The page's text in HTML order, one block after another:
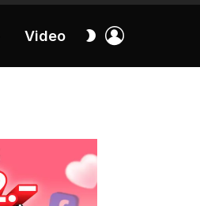
Video
สลับ